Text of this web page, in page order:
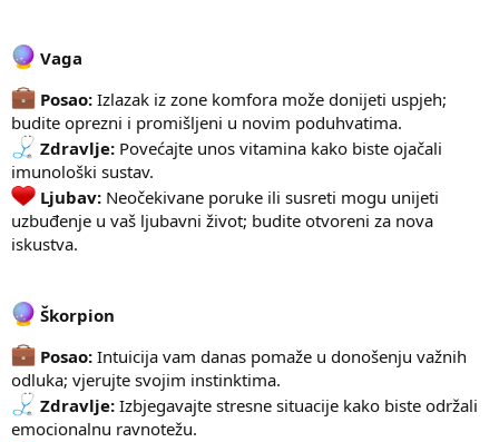
Vaga
Posao: Izlazak iz zone komfora može donijeti uspjeh;
budite oprezni i promišljeni u novim poduhvatima.
Zdravlje: Povećajte unos vitamina kako biste ojačali
imunološki sustav.
Ljubav: Neočekivane poruke ili susreti mogu unijeti
uzbuđenje u vaš ljubavni život; budite otvoreni za nova
iskustva.
Škorpion
Posao: Intuicija vam danas pomaže u donošenju važnih
odluka; vjerujte svojim instinktima.
Zdravlje: Izbjegavajte stresne situacije kako biste održali
emocionalnu ravnotežu.